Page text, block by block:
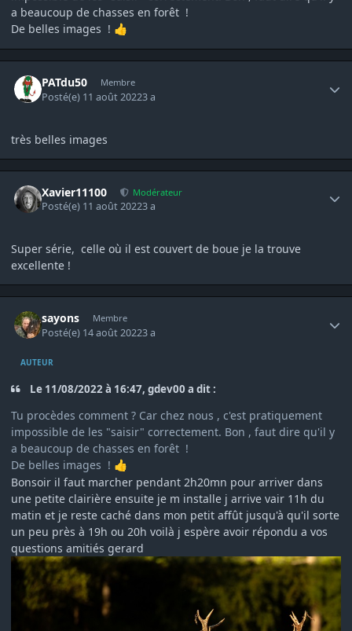
a beaucoup de chasses en forêt !
De belles images ! 👍
PATdu50 Membre
Posté(e) 11 août 20223 a
très belles images
Xavier11100 Modérateur
Posté(e) 11 août 20223 a
Super série, celle où il est couvert de boue je la trouve
excellente !
sayons Membre
Posté(e) 14 août 20223 a
AUTEUR
Le 11/08/2022 à 16:47, gdev00 a dit :
Tu procèdes comment ? Car chez nous , c'est pratiquement
impossible de les "saisir" correctement. Bon , faut dire qu'il y
a beaucoup de chasses en forêt !
De belles images ! 👍
Bonsoir il faut marcher pendant 2h20mn pour arriver dans
une petite clairière ensuite je m installe j arrive vair 11h du
matin et je reste caché dans mon petit affût jusqu'à qu'il sorte
un peu près à 19h ou 20h voilà j espère avoir répondu a vos
questions amitiés gerard